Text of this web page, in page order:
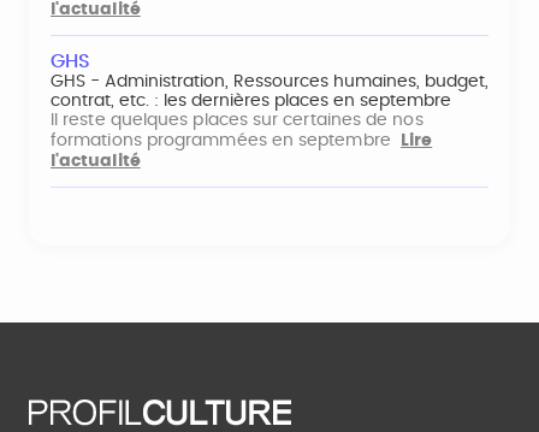
l'actualité
GHS
GHS - Administration, Ressources humaines, budget,
contrat, etc. : les dernières places en septembre
Il reste quelques places sur certaines de nos
formations programmées en septembre
Lire
l'actualité